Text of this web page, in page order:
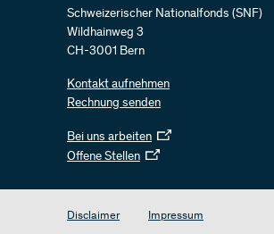
Schweizerischer Nationalfonds (SNF)
Wildhainweg 3
CH-3001 Bern
Kontakt aufnehmen
Rechnung senden
Bei uns arbeiten
Offene Stellen
Disclaimer Impressum